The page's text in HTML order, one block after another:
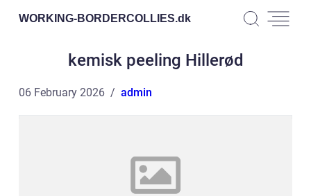
WORKING-BORDERCOLLIES.dk
kemisk peeling Hillerød
06 February 2026 admin